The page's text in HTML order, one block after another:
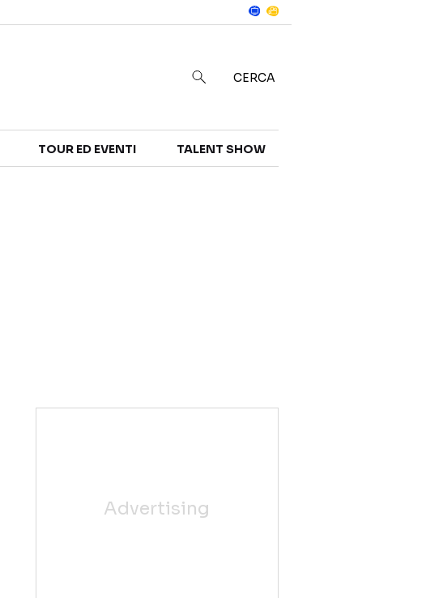
CERCA
TOUR ED EVENTI TALENT SHOW